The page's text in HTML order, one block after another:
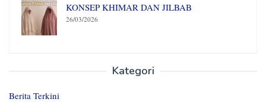
KONSEP KHIMAR DAN JILBAB
26/03/2026
Kategori
Berita Terkini